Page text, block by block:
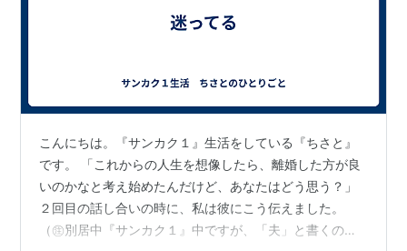
こんにちは。『サンカク１』生活をしている『ちさと』
です。 「これからの人生を想像したら、離婚した方が良
いのかなと考え始めたんだけど、あなたはどう思う？」
２回目の話し合いの時に、私は彼にこう伝えました。
（㊟別居中『サンカク１』中ですが、「夫」と書くのが